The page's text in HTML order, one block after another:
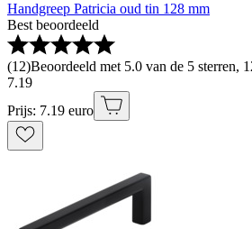
Handgreep Patricia oud tin 128 mm
Best beoordeeld
(12)Beoordeeld met 5.0 van de 5 sterren,
7.19
Prijs: 7.19 euro